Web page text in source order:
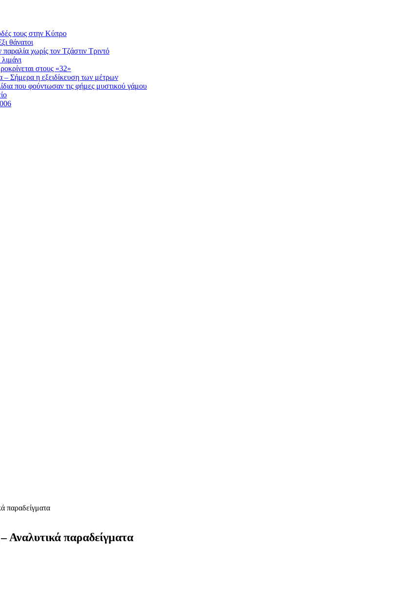
τους στην Κύπρο
θάνατοι
χωρίς τον Τζάστιν Τριντό
στους «32»
– Σήμερα η εξειδίκευση των μέτρων
που φούντωσαν τις φήμες μυστικού γάμου
παραδείγματα
– Αναλυτικά παραδείγματα